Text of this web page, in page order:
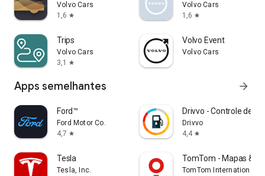
Volvo Cars
1,6 star
Volvo Cars
1,6 star
Trips
Volvo Cars
3,1
star
Volvo Event
Volvo Cars
Apps semelhantes arrow_forward
Ford™
Ford Motor Co.
4,7 star
Drivvo - Controle de
Drivvo
4,4 star
Tesla
Tesla, Inc.
TomTom - Mapas &
TomTom International